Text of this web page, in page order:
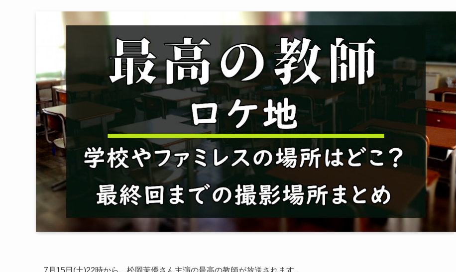
7月15日(土)22時から、松岡茉優さん主演の最高の教師が放送されます。